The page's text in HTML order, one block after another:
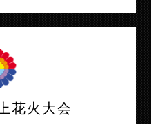
花火大会